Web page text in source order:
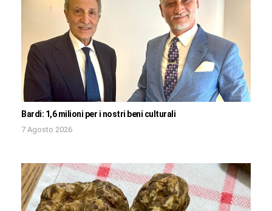
Bardi: 1,6 milioni per i nostri beni culturali
7 Agosto 2026